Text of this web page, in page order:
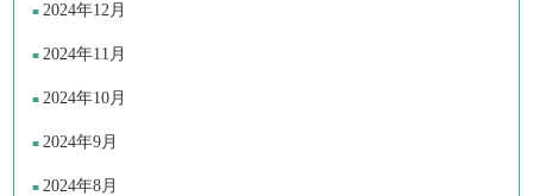
2024年12月
2024年11月
2024年10月
2024年9月
2024年8月